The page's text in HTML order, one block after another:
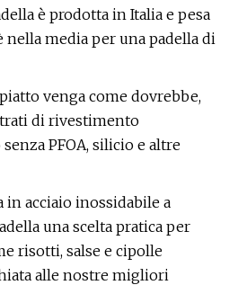
è prodotta in Italia e pesa
nella media per una padella di
venga come dovrebbe,
di rivestimento
PFOA, silicio e altre
in acciaio inossidabile a
una scelta pratica per
risotti, salse e cipolle
alle nostre migliori